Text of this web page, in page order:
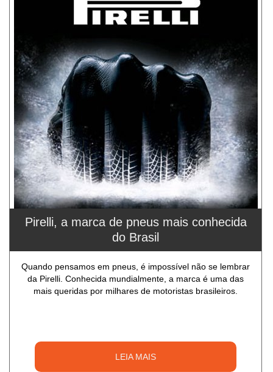
Pirelli, a marca de pneus mais conhecida
do Brasil
Quando pensamos em pneus, é impossível não se lembrar
da Pirelli. Conhecida mundialmente, a marca é uma das
mais queridas por milhares de motoristas brasileiros.
LEIA MAIS